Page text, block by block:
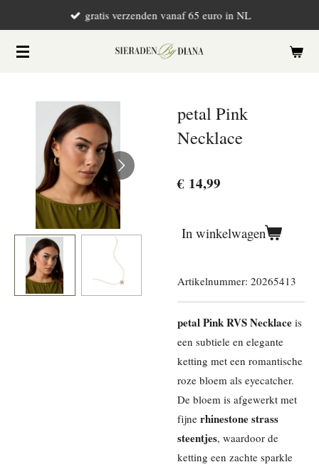
naar
gratis verzenden vanaf 65 euro in NL
petal Pink
Necklace
€ 14,99
In winkelwagen
Artikelnummer: 20265413
petal Pink RVS Necklace is
een subtiele en elegante
ketting met een romantische
roze bloem als eyecatcher.
De bloem is afgewerkt met
fijne rhinestone strass
steentjes, waardoor de
ketting een zachte sparkle